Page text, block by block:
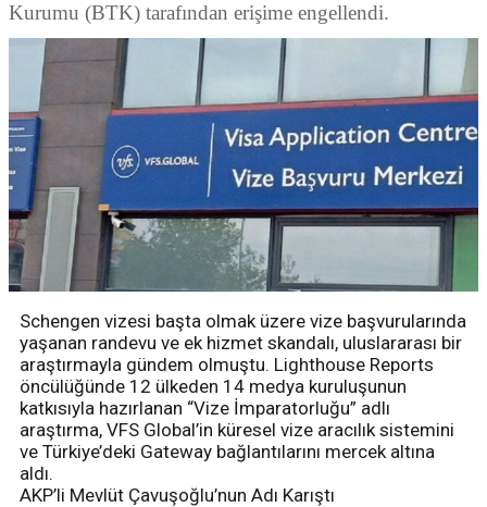
Kurumu (BTK) tarafından erişime engellendi.
Schengen vizesi başta olmak üzere vize başvurularında
yaşanan randevu ve ek hizmet skandalı, uluslararası bir
araştırmayla gündem olmuştu. Lighthouse Reports
öncülüğünde 12 ülkeden 14 medya kuruluşunun
katkısıyla hazırlanan “Vize İmparatorluğu” adlı
araştırma, VFS Global’in küresel vize aracılık sistemini
ve Türkiye’deki Gateway bağlantılarını mercek altına
aldı.
AKP’li Mevlüt Çavuşoğlu’nun Adı Karıştı